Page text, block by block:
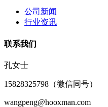
公司新闻
行业资讯
联系我们
孔女士
15828325798（微信同号）
wangpeng@hooxman.com